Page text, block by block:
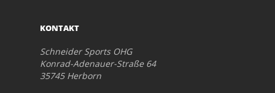
KONTAKT
Schneider Sports OHG
Konrad-Adenauer-Straße 64
35745 Herborn